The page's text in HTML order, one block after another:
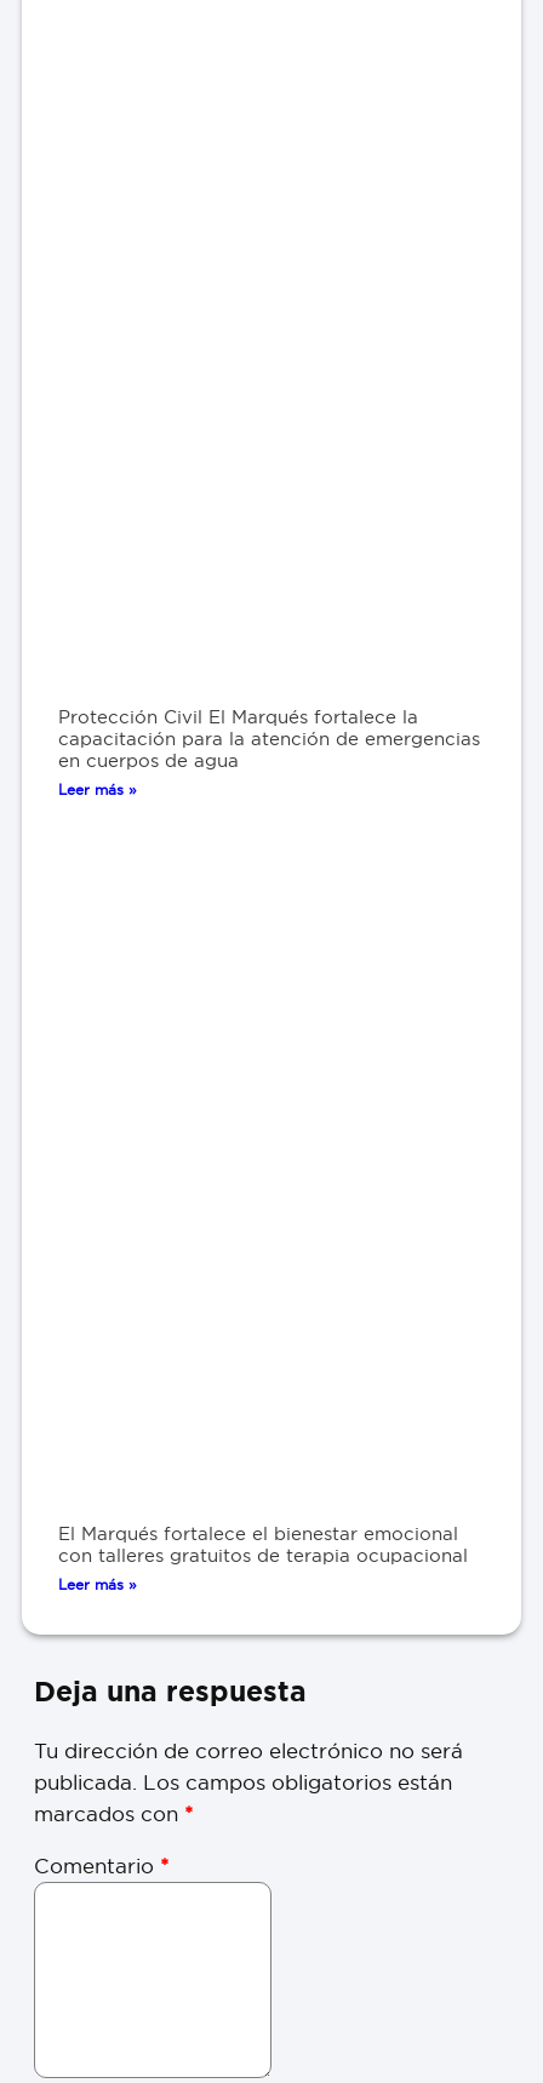
Protección Civil El Marqués fortalece la
capacitación para la atención de emergencias
en cuerpos de agua
Leer más »
El Marqués fortalece el bienestar emocional
con talleres gratuitos de terapia ocupacional
Leer más »
Deja una respuesta
Tu dirección de correo electrónico no será
publicada. Los campos obligatorios están
marcados con *
Comentario *